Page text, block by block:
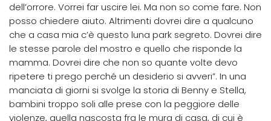
dell’orrore. Vorrei far uscire lei. Ma non so come fare. Non
posso chiedere aiuto. Altrimenti dovrei dire a qualcuno
che a casa mia c’è questo luna park segreto. Dovrei dire
le stesse parole del mostro e quello che risponde la
mamma. Dovrei dire che non so quante volte devo
ripetere ti prego perché un desiderio si avveri”. In una
manciata di giorni si svolge la storia di Benny e Stella,
bambini troppo soli alle prese con la peggiore delle
violenze, quella nascosta fra le mura di casa, di cui è